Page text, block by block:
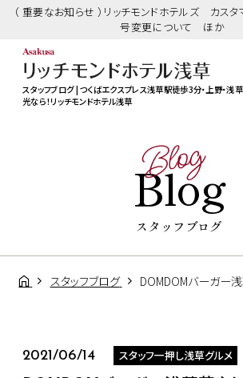
（ 重要なお知らせ ）リッチモンドホテルズ カス
号変更について ほか
スタッフブログ | つくばエクスプレス浅草駅徒歩3分・上野・浅
光なら！リッチモンドホテル浅草
Blog
Blog
スタッフブログ
スタッフブログ DOMDOMバーガー
2021/06/14 スタッフ一押し浅草グルメ